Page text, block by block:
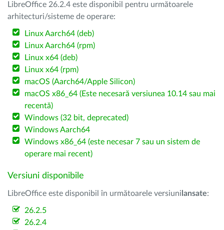
LibreOffice 26.2.4 este disponibil pentru următoarele
arhitecturi/sisteme de operare:
Linux Aarch64 (deb)
Linux Aarch64 (rpm)
Linux x64 (deb)
Linux x64 (rpm)
macOS (Aarch64/Apple Silicon)
macOS x86_64 (Este necesară versiunea 10.14 sau mai
recentă)
Windows (32 bit, deprecated)
Windows Aarch64
Windows x86_64 (este necesar 7 sau un sistem de
operare mai recent)
Versiuni disponibile
LibreOffice este disponibil în următoarele versiuni lansate:
26.2.5
26.2.4